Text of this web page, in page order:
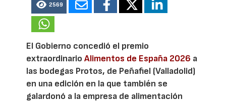
2569
El Gobierno concedió el premio
extraordinarioAlimentos de España 2026 a
las bodegas Protos, de Peñafiel (Valladolid)
en una edición en la que también se
galardonó a la empresa de alimentación